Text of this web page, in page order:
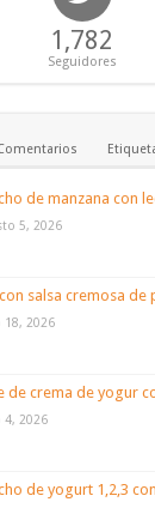
1,782
Seguidores
de manzana con
5, 2026
salsa cremosa de
18, 2026
de crema de yogur
4, 2026
de yogurt 1,2,3